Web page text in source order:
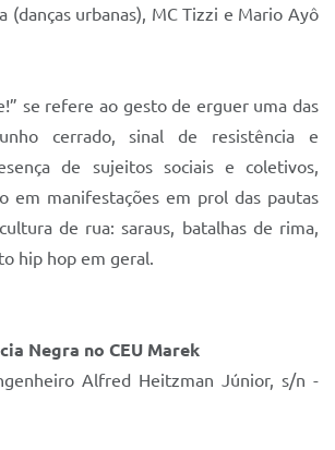
(danças urbanas), MC Tizzi e Mario Ayô
se refere ao gesto de erguer uma das
cerrado, sinal de resistência e
de sujeitos sociais e coletivos,
em manifestações em prol das pautas
de rua: saraus, batalhas de rima,
hip hop em geral.
Negra no CEU Marek
Alfred Heitzman Júnior, s/n -